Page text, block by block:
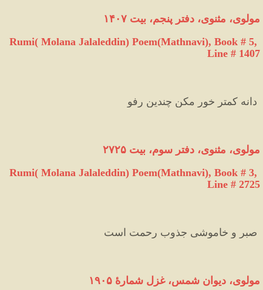
مولوی، مثنوی، دفتر پنجم، بیت ۱۴۰۷
Rumi( Molana Jalaleddin) Poem(Mathnavi), Book # 5,
Line # 1407
دانه کمتر خور مکن چندین رفو
مولوی، مثنوی، دفتر سوم، بیت ۲۷۲۵
Rumi( Molana Jalaleddin) Poem(Mathnavi), Book # 3,
Line # 2725
صبر و خاموشی جذوب رحمت است
مولوی، دیوان شمس، غزل شمارهٔ ۱۹۰۵